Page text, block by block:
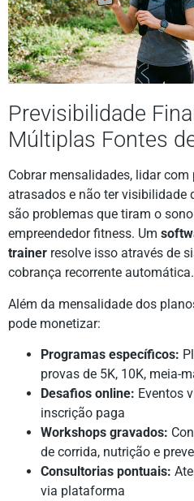
Previsibilidade
Múltiplas Fontes
Cobrar mensalidades, lidar
atrasados e não ter visibilidade
são problemas que tiram o
empreendedor fitness. Um
trainer resolve isso através de
cobrança recorrente automática.
Além da mensalidade dos
pode monetizar:
Programas específicos:
provas de 5K, 10K, meia-
Desafios online: Eventos
inscrição paga
Workshops gravados:
de corrida, nutrição e
Consultorias pontuais:
via plataforma